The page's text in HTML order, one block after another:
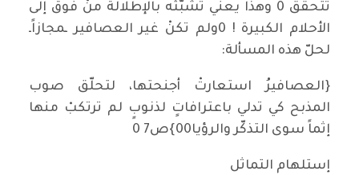
تتحقّق 0 وهذا يعني تشبّثه بالإطلالة منْ فوق إلى
الأحلام الكبيرة ! 0ولم تكنْ غير العصافير ـمجازاًـ
لحلّ هذه المسألة:
{العصافيرُ استعارتْ أجنحتها، لتحلّق صوب
المذبح كي تدلي باعترافاتٍ لذنوبٍ لم ترتكبْ منها
إثماً سوى التذكّر والرؤيا00}ص7 0
إستلهام التماثل